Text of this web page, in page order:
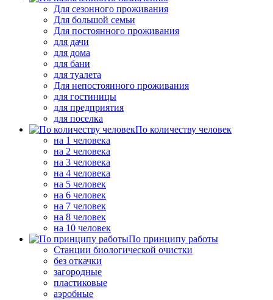
Для сезонного проживания
Для большой семьи
Для постоянного проживания
для дачи
для дома
для бани
для туалета
Для непостоянного проживания
для гостиницы
для предприятия
для поселка
По количеству человек
на 1 человека
на 2 человека
на 3 человека
на 4 человека
на 5 человек
на 6 человек
на 7 человек
на 8 человек
на 10 человек
По принципу работы
Станции биологической очистки
без откачки
загородные
пластиковые
аэробные